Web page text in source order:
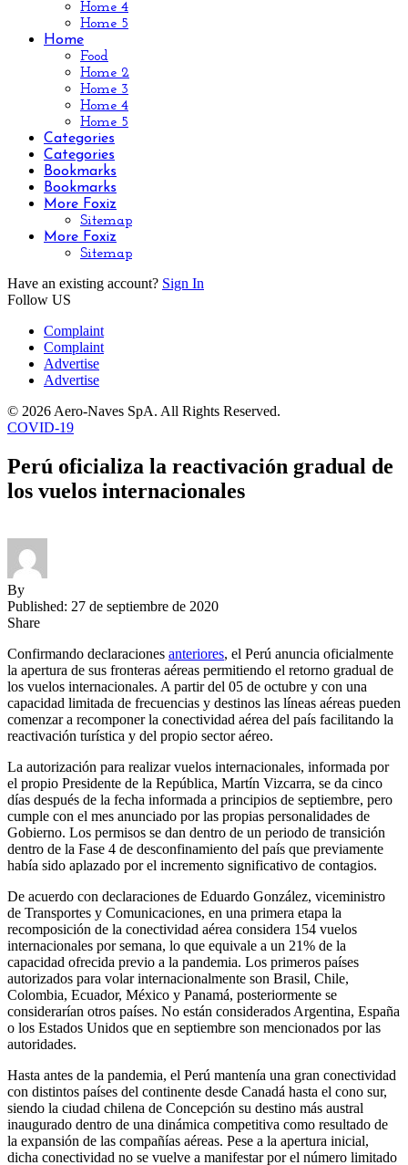
Home 4
Home 5
Home
Food
Home 2
Home 3
Home 4
Home 5
Categories
Categories
Bookmarks
Bookmarks
More Foxiz
Sitemap
More Foxiz
Sitemap
Have an existing account? Sign In
Follow US
Complaint
Complaint
Advertise
Advertise
© 2026 Aero-Naves SpA. All Rights Reserved.
COVID-19
Perú oficializa la reactivación gradual de
los vuelos internacionales
By
Published: 27 de septiembre de 2020
Share
Confirmando declaraciones anteriores, el Perú anuncia oficialmente
la apertura de sus fronteras aéreas permitiendo el retorno gradual de
los vuelos internacionales. A partir del 05 de octubre y con una
capacidad limitada de frecuencias y destinos las líneas aéreas pueden
comenzar a recomponer la conectividad aérea del país facilitando la
reactivación turística y del propio sector aéreo.
La autorización para realizar vuelos internacionales, informada por
el propio Presidente de la República, Martín Vizcarra, se da cinco
días después de la fecha informada a principios de septiembre, pero
cumple con el mes anunciado por las propias personalidades de
Gobierno. Los permisos se dan dentro de un periodo de transición
dentro de la Fase 4 de desconfinamiento del país que previamente
había sido aplazado por el incremento significativo de contagios.
De acuerdo con declaraciones de Eduardo González, viceministro
de Transportes y Comunicaciones, en una primera etapa la
recomposición de la conectividad aérea considera 154 vuelos
internacionales por semana, lo que equivale a un 21% de la
capacidad ofrecida previo a la pandemia. Los primeros países
autorizados para volar internacionalmente son Brasil, Chile,
Colombia, Ecuador, México y Panamá, posteriormente se
considerarían otros países. No están considerados Argentina, España
o los Estados Unidos que en septiembre son mencionados por las
autoridades.
Hasta antes de la pandemia, el Perú mantenía una gran conectividad
con distintos países del continente desde Canadá hasta el cono sur,
siendo la ciudad chilena de Concepción su destino más austral
inaugurado dentro de una dinámica competitiva como resultado de
la expansión de las compañías aéreas. Pese a la apertura inicial,
dicha conectividad no se vuelve a manifestar por el número limitado